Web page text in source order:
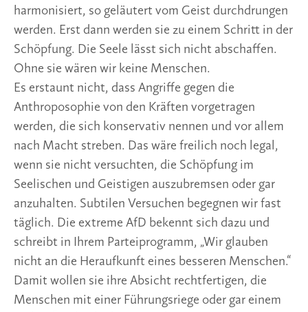
harmonisiert, so geläutert vom Geist durchdrungen
werden. Erst dann werden sie zu einem Schritt in der
Schöpfung. Die Seele lässt sich nicht abschaffen.
Ohne sie wären wir keine Menschen.
Es erstaunt nicht, dass Angriffe gegen die
Anthroposophie von den Kräften vorgetragen
werden, die sich konservativ nennen und vor allem
nach Macht streben. Das wäre freilich noch legal,
wenn sie nicht versuchten, die Schöpfung im
Seelischen und Geistigen auszubremsen oder gar
anzuhalten. Subtilen Versuchen begegnen wir fast
täglich. Die extreme AfD bekennt sich dazu und
schreibt in Ihrem Parteiprogramm, „Wir glauben
nicht an die Heraufkunft eines besseren Menschen.“
Damit wollen sie ihre Absicht rechtfertigen, die
Menschen mit einer Führungsriege oder gar einem